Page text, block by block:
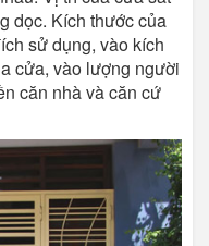
dọc. Kích thước của
sử dụng, vào kích
cửa, vào lượng người
căn nhà và căn cứ